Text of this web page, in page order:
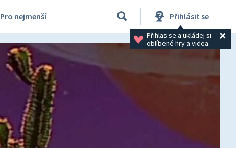
Pro nejmenší Přihlásit se
Přihlas se a ukládej si
oblíbené hry a videa.